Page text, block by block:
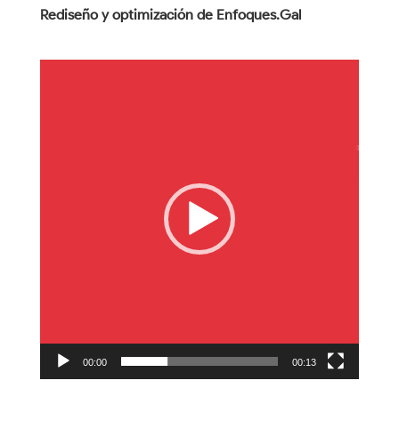
Rediseño y optimización de Enfoques.Gal
00:00 00:13